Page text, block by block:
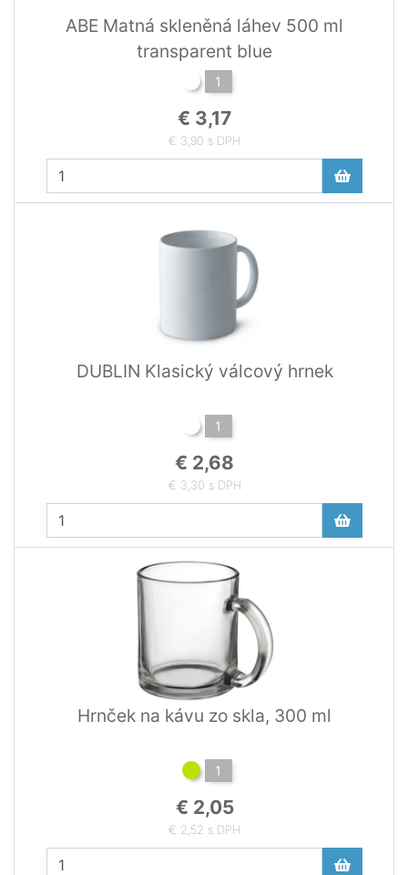
ABE Matná skleněná láhev 500 ml
transparent blue
1
€ 3,17
€ 3,90 s DPH
DUBLIN Klasický válcový hrnek
1
€ 2,68
€ 3,30 s DPH
Hrnček na kávu zo skla, 300 ml
1
€ 2,05
€ 2,52 s DPH